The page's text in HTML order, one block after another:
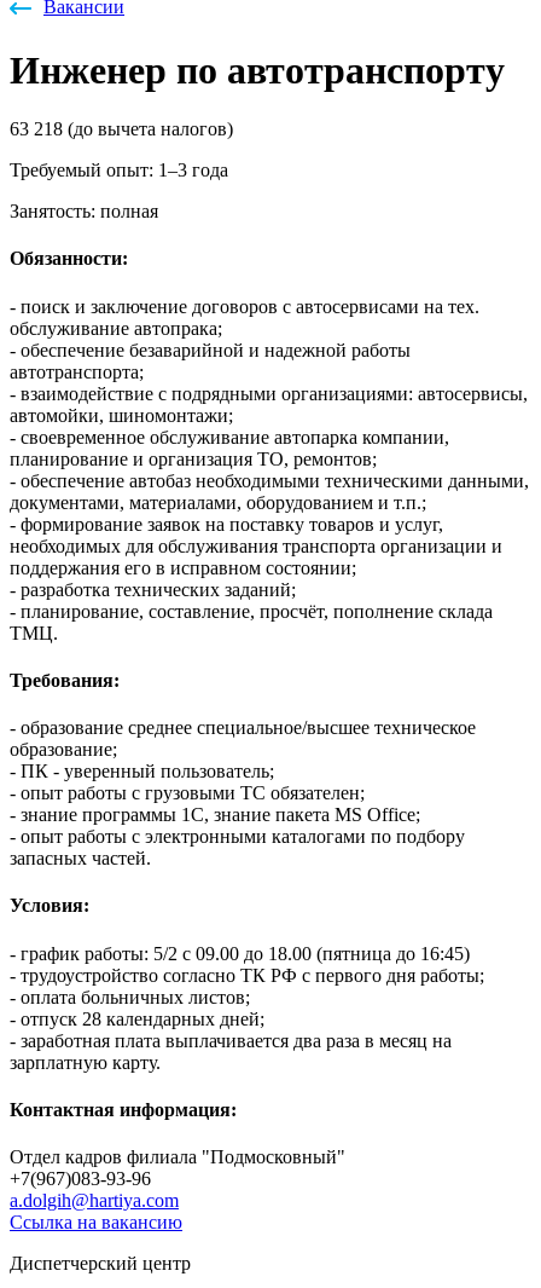
Вакансии
Инженер по автотранспорту
63 218 (до вычета налогов)
Требуемый опыт: 1–3 года
Занятость: полная
Обязанности:
- ​​​​​​поиск и заключение договоров с автосервисами на тех.
обслуживание автопрака;
- ​​​​​​обеспечение безаварийной и надежной работы
автотранспорта;
- ​​​​​​взаимодействие с подрядными организациями: автосервисы,
автомойки, шиномонтажи;
- ​​​​​​своевременное обслуживание автопарка компании,
планирование и организация ТО, ремонтов;
- ​​​​​​обеспечение автобаз необходимыми техническими данными,
документами, материалами, оборудованием и т.п.;
- ​​​​​​формирование заявок на поставку товаров и услуг,
необходимых для обслуживания транспорта организации и
поддержания его в исправном состоянии;
- ​​​​​​разработка технических заданий;
- ​​​​​​планирование, составление, просчёт, пополнение склада
ТМЦ.
Требования:
- образование среднее специальное/высшее техническое
образование;
- ПК - уверенный пользователь;
- опыт работы с грузовыми ТС обязателен;
- знание программы 1С, знание пакета MS Office;
- опыт работы с электронными каталогами по подбору
запасных частей.
Условия:
- график работы: 5/2 с 09.00 до 18.00 (пятница до 16:45)
- трудоустройство согласно ТК РФ с первого дня работы;
- оплата больничных листов;
- отпуск 28 календарных дней;
- заработная плата выплачивается два раза в месяц на
зарплатную карту.
Контактная информация:
Отдел кадров филиала "Подмосковный"
+7(967)083-93-96
a.dolgih@hartiya.com
Ссылка на вакансию
Диспетчерский центр